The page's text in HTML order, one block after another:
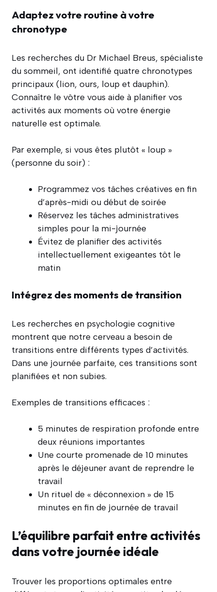
Adaptez votre routine à votre
chronotype
Les recherches du Dr Michael Breus, spécialiste
du sommeil, ont identifié quatre chronotypes
principaux (lion, ours, loup et dauphin).
Connaître le vôtre vous aide à planifier vos
activités aux moments où votre énergie
naturelle est optimale.
Par exemple, si vous êtes plutôt « loup »
(personne du soir) :
Programmez vos tâches créatives en fin
d’après-midi ou début de soirée
Réservez les tâches administratives
simples pour la mi-journée
Évitez de planifier des activités
intellectuellement exigeantes tôt le
matin
Intégrez des moments de transition
Les recherches en psychologie cognitive
montrent que notre cerveau a besoin de
transitions entre différents types d’activités.
Dans une journée parfaite, ces transitions sont
planifiées et non subies.
Exemples de transitions efficaces :
5 minutes de respiration profonde entre
deux réunions importantes
Une courte promenade de 10 minutes
après le déjeuner avant de reprendre le
travail
Un rituel de « déconnexion » de 15
minutes en fin de journée de travail
L’équilibre parfait entre activités
dans votre journée idéale
Trouver les proportions optimales entre